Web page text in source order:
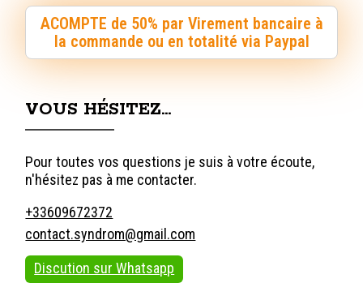
ACOMPTE de 50% par Virement bancaire à
la commande ou en totalité via Paypal
VOUS HÉSITEZ…
Pour toutes vos questions je suis à votre écoute,
n'hésitez pas à me contacter.
+33609672372
contact.syndrom@gmail.com
Discution sur Whatsapp